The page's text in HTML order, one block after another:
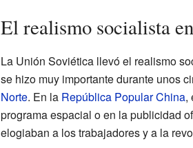
El realismo socialista
La Unión Soviética llevó el realismo
se hizo muy importante durante unos
Norte. En la República Popular China,
programa espacial o en la publicidad
elogiaban a los trabajadores y a la